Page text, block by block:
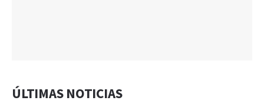
ÚLTIMAS NOTICIAS